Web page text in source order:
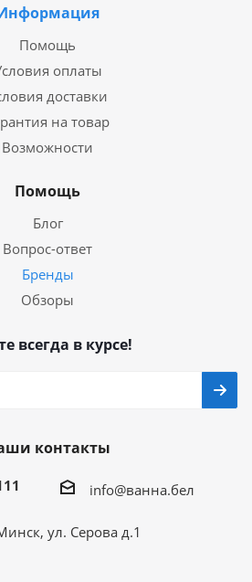
Помощь
оплаты
доставки
на товар
Возможности
Помощь
Блог
Вопрос-ответ
Бренды
Обзоры
всегда в курсе!
контакты
info@ванна.бел
ул. Серова д.1